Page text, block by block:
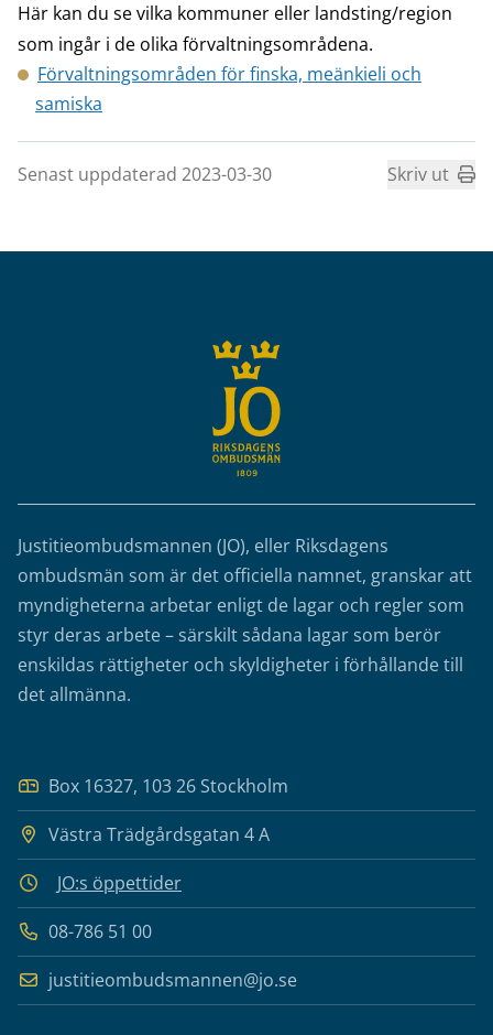
Här kan du se vilka kommuner eller landsting/region
som ingår i de olika förvaltningsområdena.
Förvaltningsområden för finska, meänkieli och
samiska
Senast uppdaterad 2023-03-30 Skriv ut
Justitieombudsmannen (JO), eller Riksdagens
ombudsmän som är det officiella namnet, granskar att
myndigheterna arbetar enligt de lagar och regler som
styr deras arbete – särskilt sådana lagar som berör
enskildas rättigheter och skyldigheter i förhållande till
det allmänna.
Box 16327, 103 26 Stockholm
Västra Trädgårdsgatan 4 A
JO:s öppettider
08-786 51 00
justitieombudsmannen@jo.se